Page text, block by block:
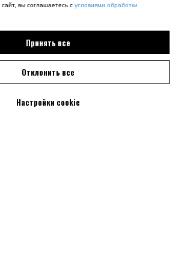
вы соглашаетесь с условиями обработки
Принять все
Отклонить все
Настройки cookie